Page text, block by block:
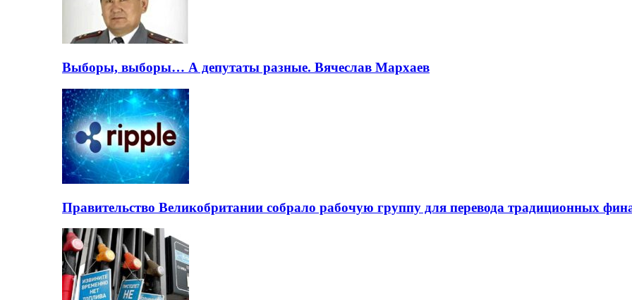
Выборы, выборы… А депутаты разные. Вячеслав Мархаев
Правительство Великобритании собрало рабочую группу для перевода традиционных